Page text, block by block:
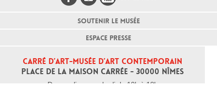
SOUTENIR LE MUSÉE
ESPACE PRESSE
CARRÉ D’ART-MUSÉE D’ART CONTEMPORAIN
PLACE DE LA MAISON CARRÉE - 30000 NÎMES
Du mardi au vendredi de 10h à 18h